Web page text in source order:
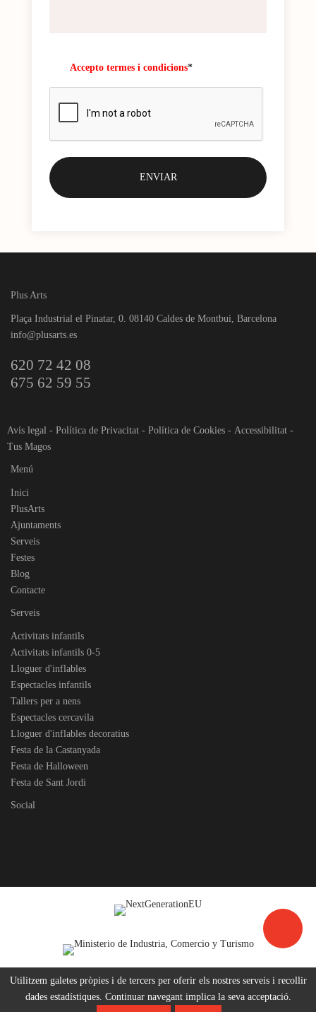
Utilitzem galetes pròpies i de tercers per oferir els nostres serveis i recollir
dades estadístiques. Continuar navegant implica la seva acceptació.
Accepto termes i condicions*
Plus Arts
Plaça Industrial el Pinatar, 0. 08140 Caldes de Montbui, Barcelona
info@plusarts.es
620 72 42 08
675 62 59 55
Avís legal - Política de Privacitat - Política de Cookies - Accessibilitat -
Tus Magos
Menú
Inici
PlusArts
Ajuntaments
Serveis
Festes
Blog
Contacte
Serveis
Activitats infantils
Activitats infantils 0-5
Lloguer d'inflables
Espectacles infantils
Tallers per a nens
Espectacles cercavila
Lloguer d'inflables decoratius
Festa de la Castanyada
Festa de Halloween
Festa de Sant Jordi
Social